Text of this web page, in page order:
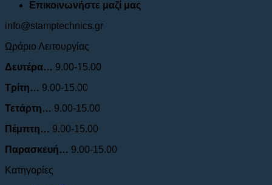
Επικοινωνήστε μαζί μας
info@stamptechnics.gr
Ωράριο Λειτουργίας
Δευτέρα… 9.00-15.00
Τρίτη… 9.00-15.00
Τετάρτη… 9.00-15.00
Πέμπτη… 9.00-15.00
Παρασκευή… 9.00-15.00
Κατηγορίες